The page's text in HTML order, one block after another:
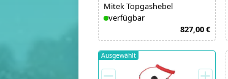
Mitek Topgashebel
verfügbar
827,00 €
Ausgewählt